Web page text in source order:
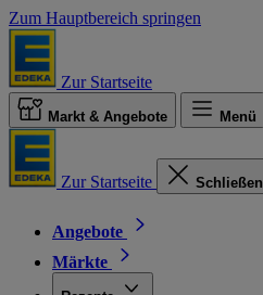
Zum Hauptbereich springen
Zur Startseite
Markt & Angebote Menü
Zur Startseite Schließen
Angebote
Märkte